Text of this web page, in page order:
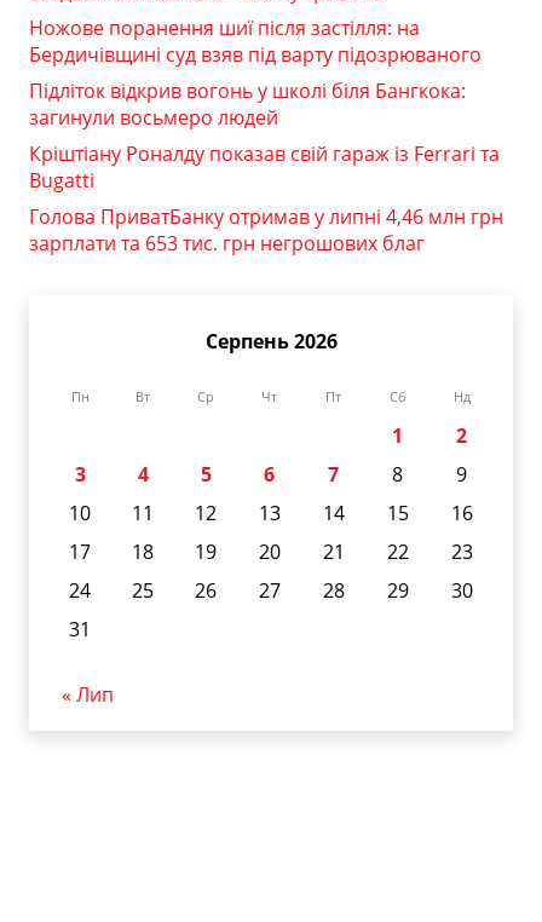
Ножове поранення шиї після застілля: на
Бердичівщині суд взяв під варту підозрюваного
Підліток відкрив вогонь у школі біля Бангкока:
загинули восьмеро людей
Кріштіану Роналду показав свій гараж із Ferrari та
Bugatti
Голова ПриватБанку отримав у липні 4,46 млн грн
зарплати та 653 тис. грн негрошових благ
Серпень 2026
Пн Вт Ср Чт Пт Сб Нд
1
2
3
4 5 6 7 8
9
10
11 12 13 14 15
16
17
18 19 20 21 22
23
24
25 26 27 28 29
30
31
« Лип